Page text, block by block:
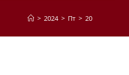
> 2024 > Пт > 20